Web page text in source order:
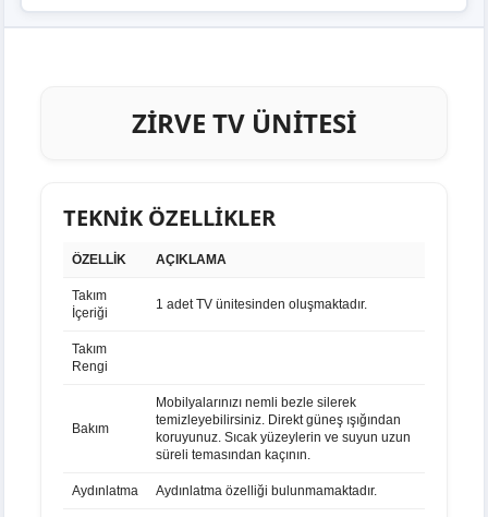
ZİRVE TV ÜNİTESİ
TEKNİK ÖZELLİKLER
ÖZELLİK AÇIKLAMA
Takım
İçeriği
1 adet TV ünitesinden oluşmaktadır.
Takım
Rengi
Bakım
Mobilyalarınızı nemli bezle silerek
temizleyebilirsiniz. Direkt güneş ışığından
koruyunuz. Sıcak yüzeylerin ve suyun uzun
süreli temasından kaçının.
Aydınlatma Aydınlatma özelliği bulunmamaktadır.